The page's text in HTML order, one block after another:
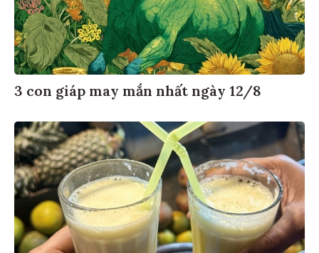
3 con giáp may mắn nhất ngày 12/8